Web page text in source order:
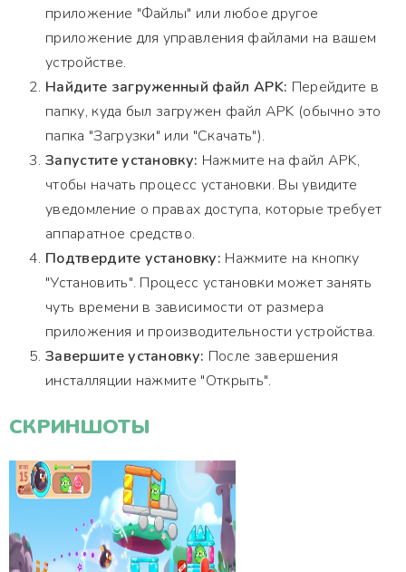
приложение "Файлы" или любое другое
приложение для управления файлами на вашем
устройстве.
Найдите загруженный файл APK: Перейдите в
папку, куда был загружен файл APK (обычно это
папка "Загрузки" или "Скачать").
Запустите установку: Нажмите на файл APK,
чтобы начать процесс установки. Вы увидите
уведомление о правах доступа, которые требует
аппаратное средство.
Подтвердите установку: Нажмите на кнопку
"Установить". Процесс установки может занять
чуть времени в зависимости от размера
приложения и производительности устройства.
Завершите установку: После завершения
инсталляции нажмите "Открыть".
СКРИНШОТЫ